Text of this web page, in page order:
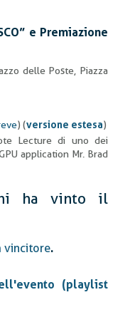
e Premiazione
delle Poste, Piazza
) (versione estesa)
Lecture di uno dei
application Mr. Brad
ha vinto il
vincitore.
(playlist